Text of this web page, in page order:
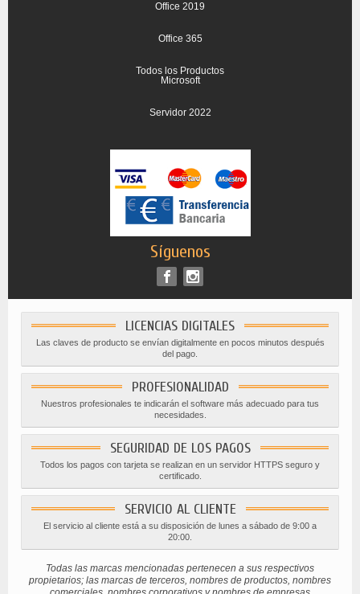
Office 2019
Office 365
Todos los Productos
Microsoft
Servidor 2022
Síguenos
LICENCIAS DIGITALES
Las claves de producto se envían digitalmente en pocos minutos después
del pago.
PROFESIONALIDAD
Nuestros profesionales te indicarán el software más adecuado para tus
necesidades.
SEGURIDAD DE LOS PAGOS
Todos los pagos con tarjeta se realizan en un servidor HTTPS seguro y
certificado.
SERVICIO AL CLIENTE
El servicio al cliente está a su disposición de lunes a sábado de 9:00 a
20:00.
Todas las marcas mencionadas pertenecen a sus respectivos
propietarios; las marcas de terceros, nombres de productos, nombres